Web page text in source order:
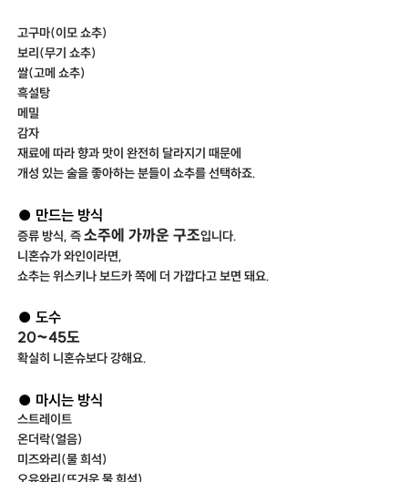
고구마(이모 쇼추)
보리(무기 쇼추)
쌀(고메 쇼추)
흑설탕
메밀
감자
재료에 따라 향과 맛이 완전히 달라지기 때문에
개성 있는 술을 좋아하는 분들이 쇼추를 선택하죠.
● 만드는 방식
증류 방식, 즉소주에 가까운 구조입니다.
니혼슈가 와인이라면,
쇼추는 위스키나 보드카 쪽에 더 가깝다고 보면 돼요.
● 도수
20~45도
확실히 니혼슈보다 강해요.
● 마시는 방식
스트레이트
온더락(얼음)
미즈와리(물 희석)